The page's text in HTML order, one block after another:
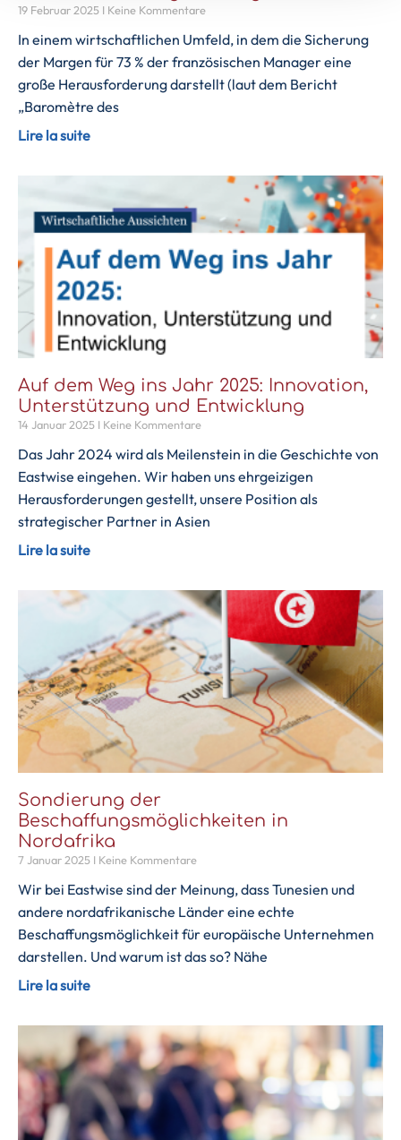
19 Februar 2025 Keine Kommentare
In einem wirtschaftlichen Umfeld, in dem die Sicherung
der Margen für 73 % der französischen Manager eine
große Herausforderung darstellt (laut dem Bericht
„Baromètre des
Lire la suite
Auf dem Weg ins Jahr 2025: Innovation,
Unterstützung und Entwicklung
14 Januar 2025 Keine Kommentare
Das Jahr 2024 wird als Meilenstein in die Geschichte von
Eastwise eingehen. Wir haben uns ehrgeizigen
Herausforderungen gestellt, unsere Position als
strategischer Partner in Asien
Lire la suite
Sondierung der
Beschaffungsmöglichkeiten in
Nordafrika
7 Januar 2025 Keine Kommentare
Wir bei Eastwise sind der Meinung, dass Tunesien und
andere nordafrikanische Länder eine echte
Beschaffungsmöglichkeit für europäische Unternehmen
darstellen. Und warum ist das so? Nähe
Lire la suite